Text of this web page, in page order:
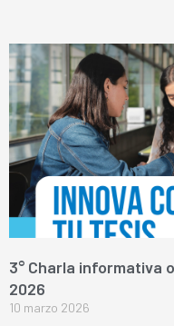
3° Charla informativa
2026
10 marzo 2026